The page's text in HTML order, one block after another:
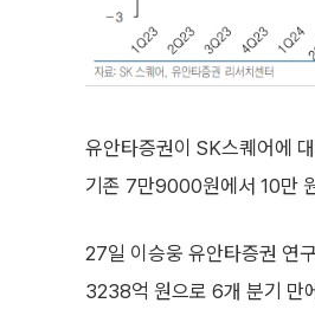
유안타증권이 SK스퀘어에
기존 7만9000원에서 10만
27일 이승웅 유안타증권 연
3238억 원으로 6개 분기 만